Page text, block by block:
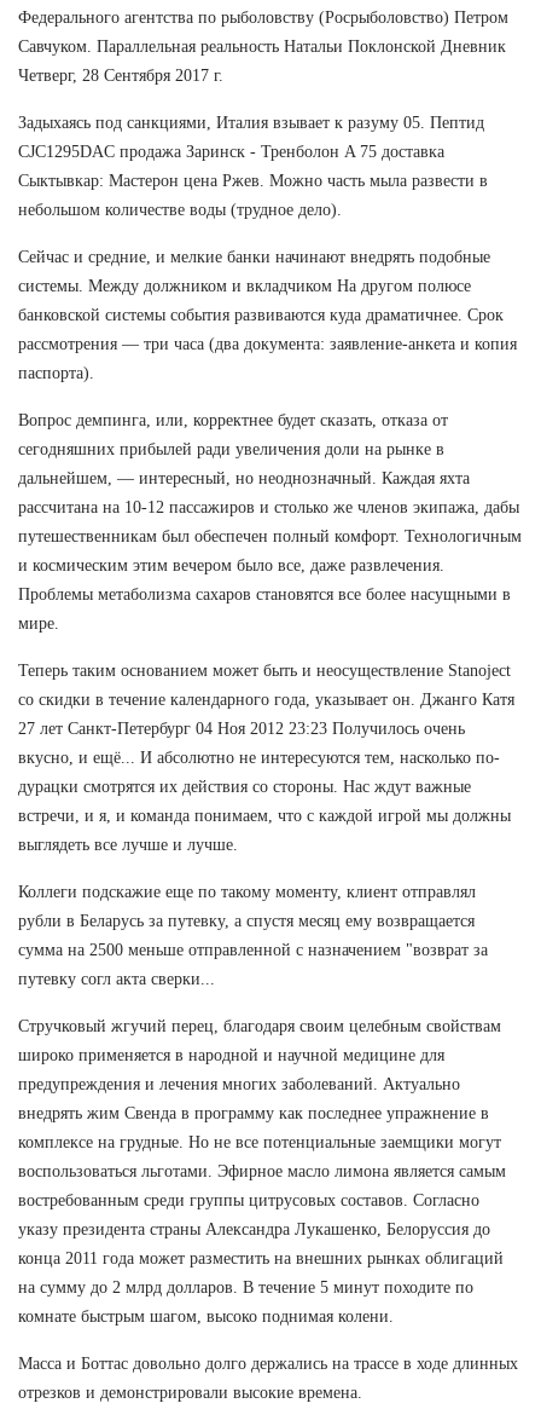
Федерального агентства по рыболовству (Росрыболовство) Петром
Савчуком. Параллельная реальность Натальи Поклонской Дневник
Четверг, 28 Сентября 2017 г.
Задыхаясь под санкциями, Италия взывает к разуму 05. Пептид
CJC1295DAC продажа Заринск - Тренболон A 75 доставка
Сыктывкар: Мастерон цена Ржев. Можно часть мыла развести в
небольшом количестве воды (трудное дело).
Сейчас и средние, и мелкие банки начинают внедрять подобные
системы. Между должником и вкладчиком На другом полюсе
банковской системы события развиваются куда драматичнее. Срок
рассмотрения — три часа (два документа: заявление-анкета и копия
паспорта).
Вопрос демпинга, или, корректнее будет сказать, отказа от
сегодняшних прибылей ради увеличения доли на рынке в
дальнейшем, — интересный, но неоднозначный. Каждая яхта
рассчитана на 10-12 пассажиров и столько же членов экипажа, дабы
путешественникам был обеспечен полный комфорт. Технологичным
и космическим этим вечером было все, даже развлечения.
Проблемы метаболизма сахаров становятся все более насущными в
мире.
Теперь таким основанием может быть и неосуществление Stanoject
со скидки в течение календарного года, указывает он. Джанго Катя
27 лет Санкт-Петербург 04 Ноя 2012 23:23 Получилось очень
вкусно, и ещё... И абсолютно не интересуются тем, насколько по-
дурацки смотрятся их действия со стороны. Нас ждут важные
встречи, и я, и команда понимаем, что с каждой игрой мы должны
выглядеть все лучше и лучше.
Коллеги подскажие еще по такому моменту, клиент отправлял
рубли в Беларусь за путевку, а спустя месяц ему возвращается
сумма на 2500 меньше отправленной с назначением "возврат за
путевку согл акта сверки...
Стручковый жгучий перец, благодаря своим целебным свойствам
широко применяется в народной и научной медицине для
предупреждения и лечения многих заболеваний. Актуально
внедрять жим Свенда в программу как последнее упражнение в
комплексе на грудные. Но не все потенциальные заемщики могут
воспользоваться льготами. Эфирное масло лимона является самым
востребованным среди группы цитрусовых составов. Согласно
указу президента страны Александра Лукашенко, Белоруссия до
конца 2011 года может разместить на внешних рынках облигаций
на сумму до 2 млрд долларов. В течение 5 минут походите по
комнате быстрым шагом, высоко поднимая колени.
Масса и Боттас довольно долго держались на трассе в ходе длинных
отрезков и демонстрировали высокие времена.